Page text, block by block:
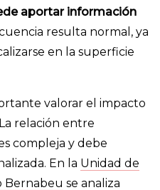
aportar información
resulta normal, ya
en la superficie
valorar el impacto
relación entre
compleja y debe
En la Unidad de
Bernabeu se analiza